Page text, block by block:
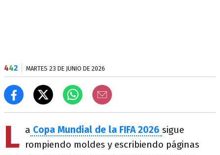
442 MARTES 23 DE JUNIO DE 2026
L a Copa Mundial de la FIFA 2026 sigue
rompiendo moldes y escribiendo páginas